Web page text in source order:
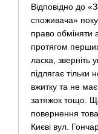
Відповідно до
споживача»
право обміняти
протягом
ласка,
підлягає тільки
вжитку та не
затяжок тощо.
повернення
Києві вул.